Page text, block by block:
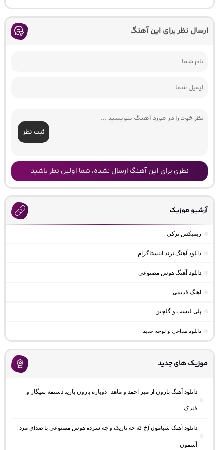
ارسال نظر برای این آهنگ
ثبت نظر
نظری برای این آهنگ ارسال نشده، شما اولین نظر باشید
آرشیو موزیک
ریمیکس ترکی
دانلود آهنگ ترند اینستاگرام
دانلود آهنگ هوش مصنوعی
اهنگ قدیمی
پلی لیست و گلچین
دانلود مداحی و نوحه جدید
موزیک های جدید
دانلود آهنگ بارون از میر احمد و ماهد | دوباره بارون بارید دستمه سیگار و
فندک
دانلود آهنگ شبامون آخ که چه تاریک و چه سرده هوش مصنوعی با صدای مرد |
آسمون